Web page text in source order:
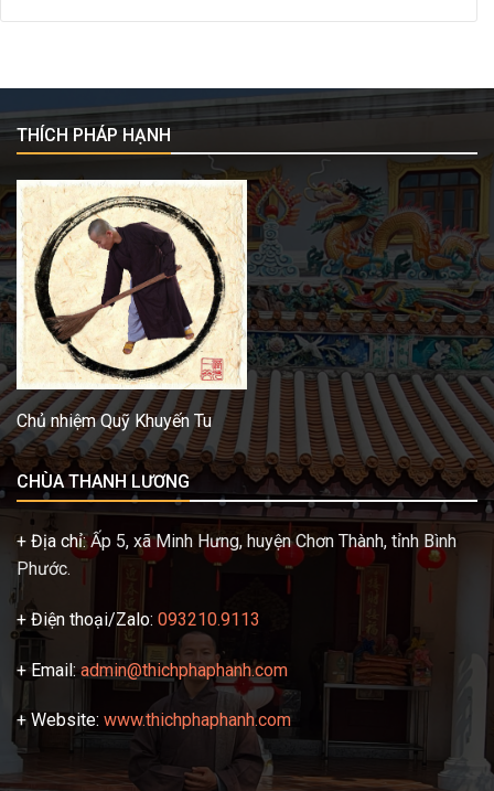
THÍCH PHÁP HẠNH
Chủ nhiệm Quỹ Khuyến Tu
CHÙA THANH LƯƠNG
+ Địa chỉ:Ấp 5, xã Minh Hưng, huyện Chơn Thành, tỉnh Bình
Phước.
+ Điện thoại/Zalo: 093210.9113
+ Email:admin@thichphaphanh.com
+ Website: www.thichphaphanh.com